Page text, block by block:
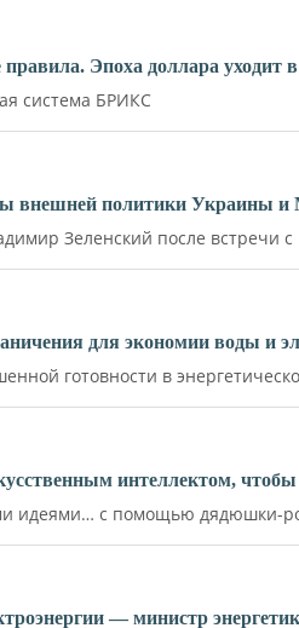
Эпоха доллара уходит
система БРИКС
внешней политики Украины
Зеленский после встречи
для экономии воды и
готовности в
интеллектом,
идеями… с помощью дядюшки-
— министр